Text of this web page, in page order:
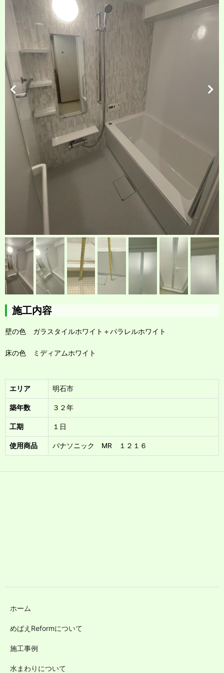
施工内容
壁の色 ガラスタイルホワイト＋パラレルホワイト
床の色 ミディアムホワイト
エリア 明石市
築年数 ３２年
工期 １日
使用商品 パナソニック MR １２１６
ホーム
めばえReformについて
施工事例
水まわりについて